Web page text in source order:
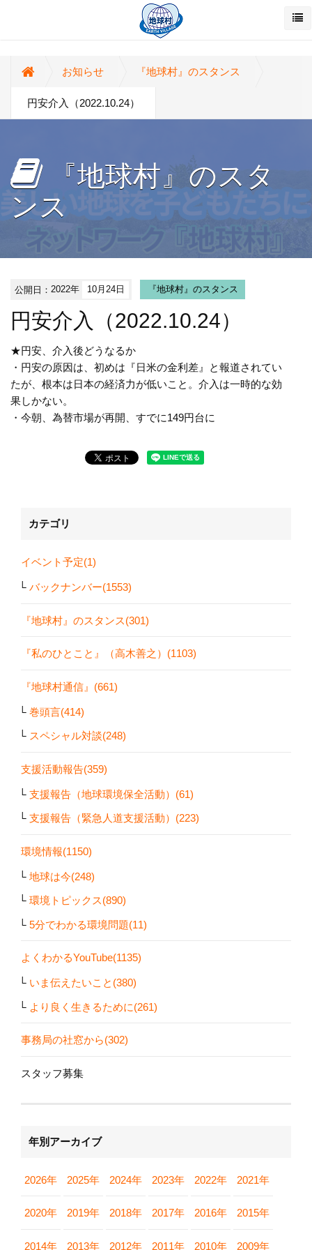
お知らせ 『地球村』のスタンス
円安介入（2022.10.24）
『地球村』のスタ
ンス
公開日：2022年 10月24日 『地球村』のスタンス
円安介入（2022.10.24）
★円安、介入後どうなるか
・円安の原因は、初めは『日米の金利差』と報道されてい
たが、根本は日本の経済力が低いこと。介入は一時的な効
果しかない。
・今朝、為替市場が再開、すでに149円台に
カテゴリ
イベント予定(1)
バックナンバー(1553)
『地球村』のスタンス(301)
『私のひとこと』（高木善之）(1103)
『地球村通信』(661)
巻頭言(414)
スペシャル対談(248)
支援活動報告(359)
支援報告（地球環境保全活動）(61)
支援報告（緊急人道支援活動）(223)
環境情報(1150)
地球は今(248)
環境トピックス(890)
5分でわかる環境問題(11)
よくわかるYouTube(1135)
いま伝えたいこと(380)
より良く生きるために(261)
事務局の社窓から(302)
スタッフ募集
年別アーカイブ
2026年 2025年 2024年 2023年 2022年 2021年
2020年 2019年 2018年 2017年 2016年 2015年
2014年 2013年 2012年 2011年 2010年 2009年